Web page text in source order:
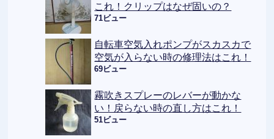
これ！クリップはなぜ固いの？
71ビュー
自転車空気入れポンプがスカスカで
空気が入らない時の修理法はこれ！
69ビュー
霧吹きスプレーのレバーが動かな
い！戻らない時の直し方はこれ！
51ビュー